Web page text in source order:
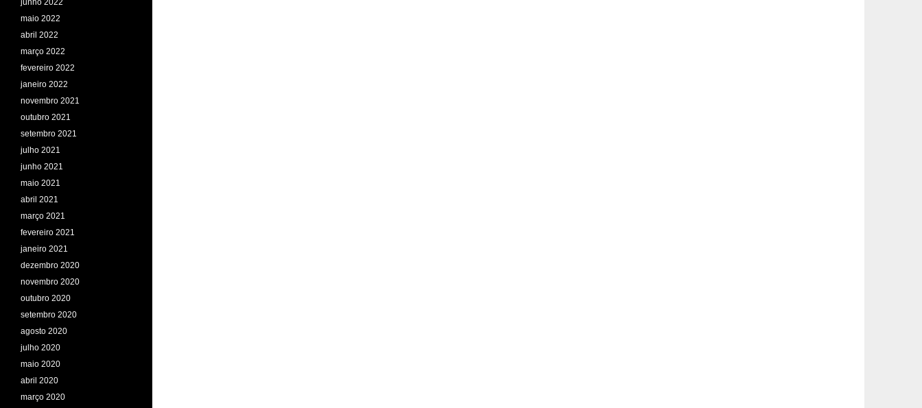
junho 2022
maio 2022
abril 2022
março 2022
fevereiro 2022
janeiro 2022
novembro 2021
outubro 2021
setembro 2021
julho 2021
junho 2021
maio 2021
abril 2021
março 2021
fevereiro 2021
janeiro 2021
dezembro 2020
novembro 2020
outubro 2020
setembro 2020
agosto 2020
julho 2020
maio 2020
abril 2020
março 2020